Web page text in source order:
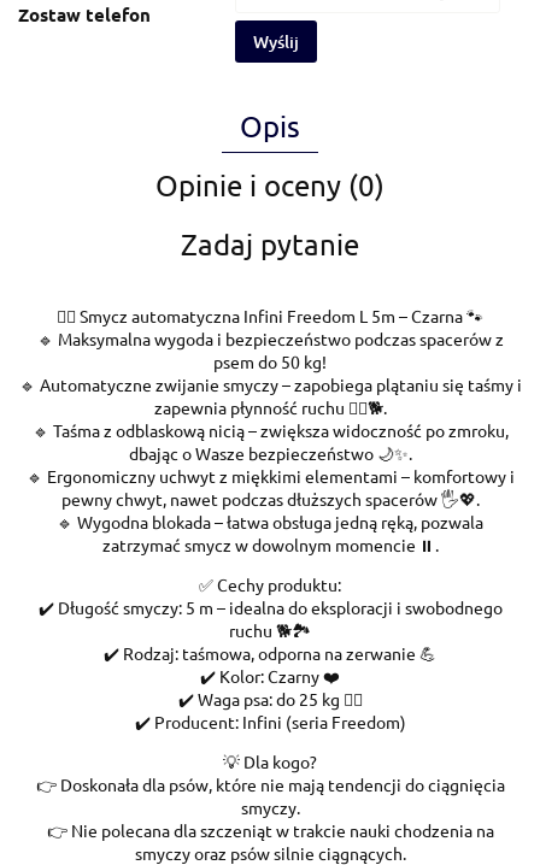
Zostaw telefon
Wyślij
Opis
Opinie i oceny (0)
Zadaj pytanie
🐕‍🦺 Smycz automatyczna Infini Freedom L 5m – Czarna 🐾
🔹 Maksymalna wygoda i bezpieczeństwo podczas spacerów z
psem do 50 kg!
🔹 Automatyczne zwijanie smyczy – zapobiega plątaniu się taśmy i
zapewnia płynność ruchu 🚶‍♂️🐕.
🔹 Taśma z odblaskową nicią – zwiększa widoczność po zmroku,
dbając o Wasze bezpieczeństwo 🌙✨.
🔹 Ergonomiczny uchwyt z miękkimi elementami – komfortowy i
pewny chwyt, nawet podczas dłuższych spacerów 🖐️💖.
🔹 Wygodna blokada – łatwa obsługa jedną ręką, pozwala
zatrzymać smycz w dowolnym momencie ⏸️.
✅ Cechy produktu:
✔️ Długość smyczy: 5 m – idealna do eksploracji i swobodnego
ruchu 🐕🏞️
✔️ Rodzaj: taśmowa, odporna na zerwanie 💪
✔️ Kolor: Czarny ❤️
✔️ Waga psa: do 25 kg 🐕‍🦺
✔️ Producent: Infini (seria Freedom)
💡 Dla kogo?
👉 Doskonała dla psów, które nie mają tendencji do ciągnięcia
smyczy.
👉 Nie polecana dla szczeniąt w trakcie nauki chodzenia na
smyczy oraz psów silnie ciągnących.